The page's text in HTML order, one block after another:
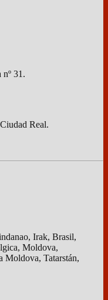
31.
Real.
Irak, Brasil,
Moldova,
Moldova, Tatarstán,